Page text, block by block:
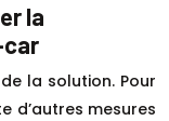
la
la solution. Pour
d’autres mesures